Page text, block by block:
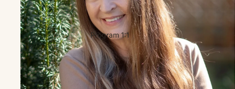
Program 1:1